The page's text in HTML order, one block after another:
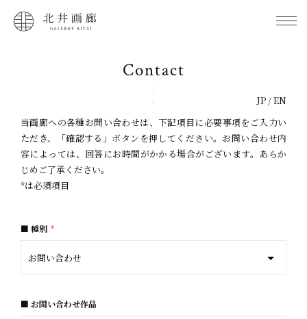
Contact
JP /EN
当画廊への各種お問い合わせは、下記項目に必要事項をご入力い
ただき、「確認する」ボタンを押してください。お問い合わせ内
容によっては、回答にお時間がかかる場合がございます。あらか
じめご了承ください。
*は必須項目
種別 *
お問い合わせ作品